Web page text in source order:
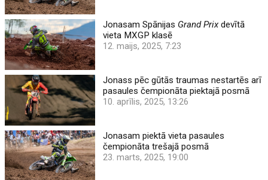
Jonasam Spānijas Grand Prixdevītā
vieta MXGP klasē
12. maijs, 2025, 7:23
Jonass pēc gūtās traumas nestartēs arī
pasaules čempionāta piektajā posmā
10. aprīlis, 2025, 13:26
Jonasam piektā vieta pasaules
čempionāta trešajā posmā
23. marts, 2025, 19:00